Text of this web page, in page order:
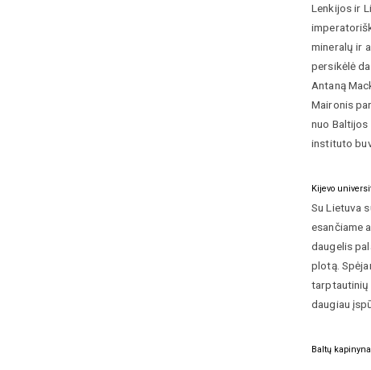
Lenkijos ir
mineralų ir
persikėlė
Antaną
Maironis
nuo
instituto
Kijevo
Su Lietuva
esančiame
daugelis
plotą.
tarptautinių
daugiau
Baltų